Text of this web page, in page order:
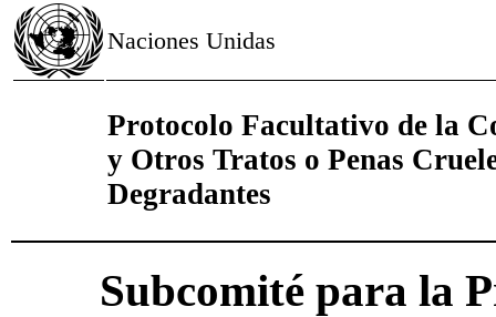
Naciones Unidas
Protocolo Facultativo de la
y Otros Tratos o Penas
Degradantes
Subcomité para la